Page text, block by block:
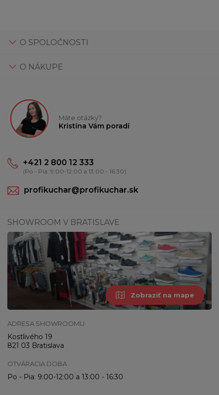
O SPOLOČNOSTI
O NÁKUPE
Máte otázky?
Kristína Vám poradí
+421 2 800 12 333
(Po - Pia: 9:00-12:00 a 13:00 - 16:30)
profikuchar@profikuchar.sk
SHOWROOM V BRATISLAVE
Zobraziť na mape
ADRESA SHOWROOMU
Kostlivého 19
821 03 Bratislava
OTVÁRACIA DOBA
Po - Pia: 9:00-12:00 a 13:00 - 16:30